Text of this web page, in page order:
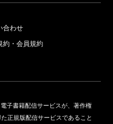
合わせ
約・会員規約
子書籍配信サービスが、著作権
正規版配信サービスであること